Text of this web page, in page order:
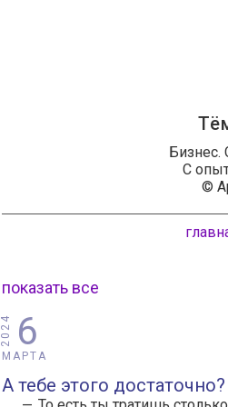
Бизнес.
С
©
показать все
6
МАРТА
2024
А тебе этого достаточно?